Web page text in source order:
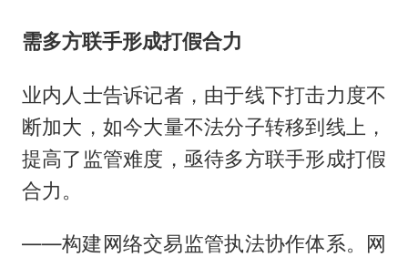
需多方联手形成打假合力
业内人士告诉记者，由于线下打击力度不
断加大，如今大量不法分子转移到线上，
提高了监管难度，亟待多方联手形成打假
合力。
——构建网络交易监管执法协作体系。网